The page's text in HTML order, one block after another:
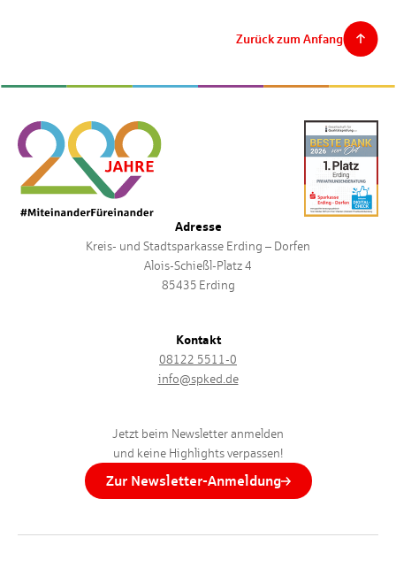
Zurück zum Anfang
Adresse
Kreis- und Stadtsparkasse Erding – Dorfen
Alois-Schießl-Platz 4
85435 Erding
Kontakt
08122 5511-0
info@spked.de
Jetzt beim Newsletter anmelden
und keine Highlights verpassen!
Zur Newsletter-Anmeldung